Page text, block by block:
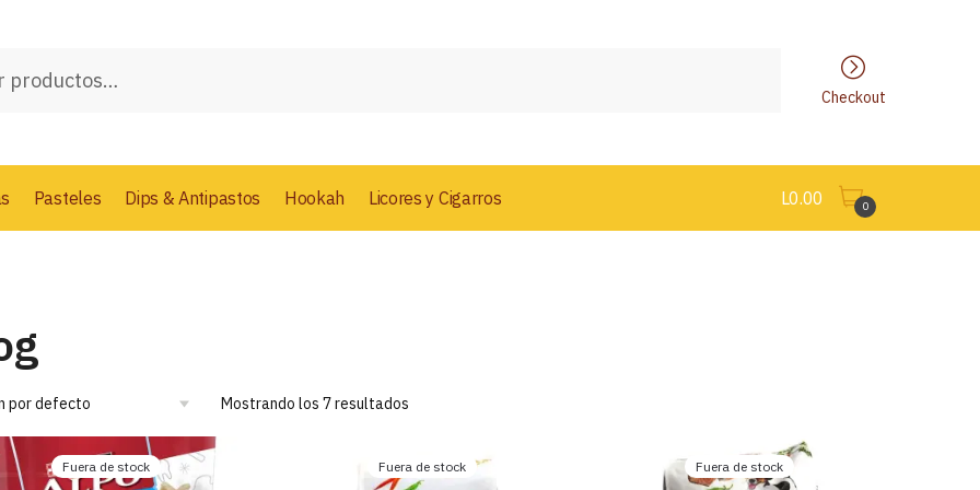
Checkout
Pasteles Dips & Antipastos Hookah Licores y Cigarros L0.00 0
Mostrando los 7 resultados
Fuera de stock Fuera de stock Fuera de stock